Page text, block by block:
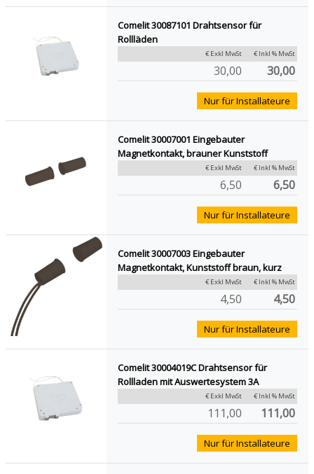
Comelit 30087101 Drahtsensor für
Rollläden
€ Exkl MwSt € Inkl % MwSt
30,00 30,00
Nur für Installateure
Comelit 30007001 Eingebauter
Magnetkontakt, brauner Kunststoff
€ Exkl MwSt € Inkl % MwSt
6,50 6,50
Nur für Installateure
Comelit 30007003 Eingebauter
Magnetkontakt, Kunststoff braun, kurz
€ Exkl MwSt € Inkl % MwSt
4,50 4,50
Nur für Installateure
Comelit 30004019C Drahtsensor für
Rollladen mit Auswertesystem 3A
€ Exkl MwSt € Inkl % MwSt
111,00 111,00
Nur für Installateure